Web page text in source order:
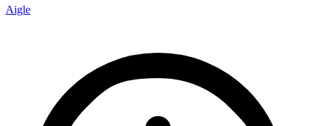
Aigle